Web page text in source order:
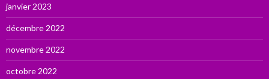
janvier 2023
décembre 2022
novembre 2022
octobre 2022